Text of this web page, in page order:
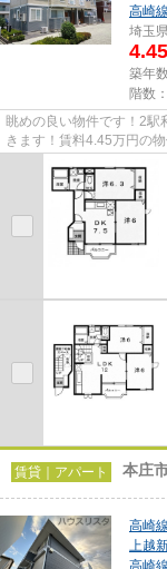
高崎線
埼玉
4.45
築年
階数
眺めの良い物件です！2駅
きます！賃料4.45万円の
賃貸｜アパート 本庄
高崎線
上越
高崎線